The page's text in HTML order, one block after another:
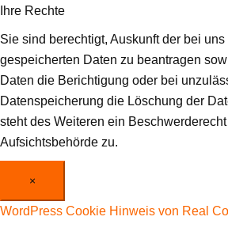
Ihre Rechte
Sie sind berechtigt, Auskunft der bei
gespeicherten Daten zu beantragen
Daten die Berichtigung oder bei
Datenspeicherung die Löschung der
steht des Weiteren ein
Aufsichtsbehörde zu.
×
WordPress Cookie Hinweis von Real